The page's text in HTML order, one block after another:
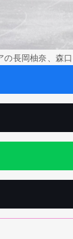
の長岡柚奈、森